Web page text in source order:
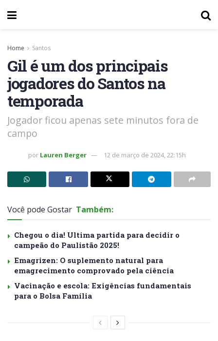
Home Santos
Gil é um dos principais
jogadores do Santos na
temporada
Jogador ficou apenas sete minutos fora de
campo
por Lauren Berger 12 de março de 2024, 22:15h
Você pode Gostar Também:
Chegou o dia! Ultima partida para decidir o
campeão do Paulistão 2025!
Emagrizen: O suplemento natural para
emagrecimento comprovado pela ciência
Vacinação e escola: Exigências fundamentais
para o Bolsa Família